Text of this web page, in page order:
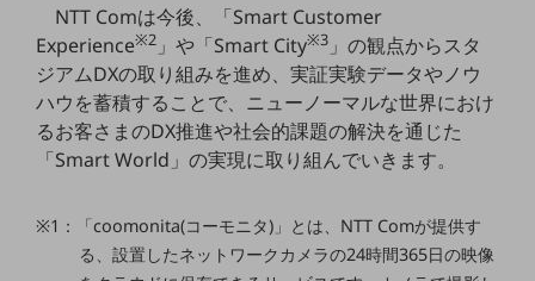
ケータイプラン
5Gデータプラス
データプラス
IoT向け回線料金
モバイルサービス
端末の一元管理
NTT Comは今後、「Smart Customer
Experience※2 」や「Smart City※3 」の観点からスタ
ジアムDXの取り組みを進め、実証実験データやノウ
ハウを蓄積することで、ニューノーマルな世界におけ
るお客さまのDX推進や社会的課題の解決を通じた
「Smart World」の実現に取り組んでいきます。
※1：「coomonita(コーモニタ)」とは、NTT Comが提供す
る、設置したネットワークカメラの24時間365日の映像